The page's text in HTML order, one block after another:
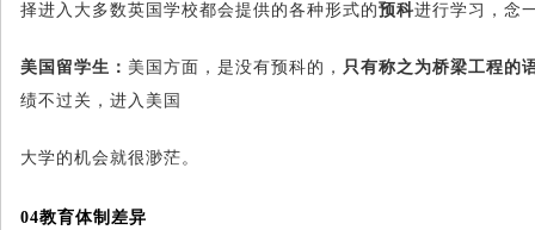
择进入大多数英国学校都会提供的各种形式的预科进行学习，念
美国留学生： 美国方面，是没有预科的， 只有称之为桥梁工程的
绩不过关，进入美国
大学的机会就很渺茫。
04教育体制差异